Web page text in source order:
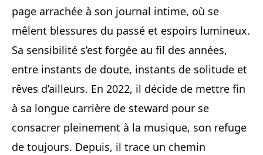
page arrachée à son journal intime, où se
mêlent blessures du passé et espoirs lumineux.
Sa sensibilité s’est forgée au fil des années,
entre instants de doute, instants de solitude et
rêves d’ailleurs. En 2022, il décide de mettre fin
à sa longue carrière de steward pour se
consacrer pleinement à la musique, son refuge
de toujours. Depuis, il trace un chemin